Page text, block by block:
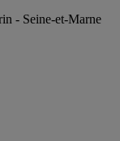
- Seine-et-Marne